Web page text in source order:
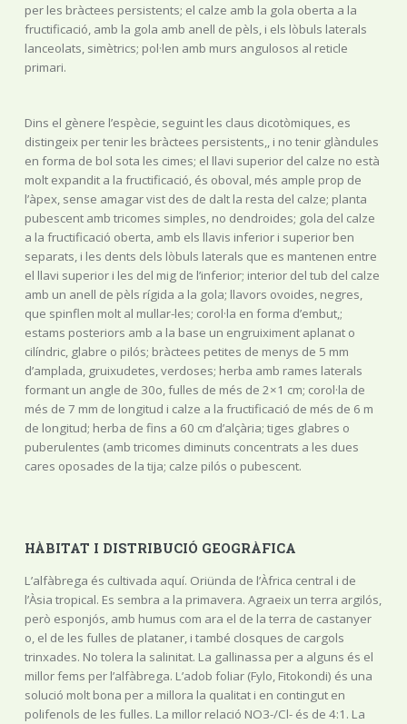
per les bràctees persistents; el calze amb la gola oberta a la
fructificació, amb la gola amb anell de pèls, i els lòbuls laterals
lanceolats, simètrics; pol·len amb murs angulosos al reticle
primari.
Dins el gènere l’espècie, seguint les claus dicotòmiques, es
distingeix per tenir les bràctees persistents,, i no tenir glàndules
en forma de bol sota les cimes; el llavi superior del calze no està
molt expandit a la fructificació, és oboval, més ample prop de
l’àpex, sense amagar vist des de dalt la resta del calze; planta
pubescent amb tricomes simples, no dendroides; gola del calze
a la fructificació oberta, amb els llavis inferior i superior ben
separats, i les dents dels lòbuls laterals que es mantenen entre
el llavi superior i les del mig de l’inferior; interior del tub del calze
amb un anell de pèls rígida a la gola; llavors ovoides, negres,
que spinflen molt al mullar-les; corol·la en forma d’embut,;
estams posteriors amb a la base un engruiximent aplanat o
cilíndric, glabre o pilós; bràctees petites de menys de 5 mm
d’amplada, gruixudetes, verdoses; herba amb rames laterals
formant un angle de 30o, fulles de més de 2×1 cm; corol·la de
més de 7 mm de longitud i calze a la fructificació de més de 6 m
de longitud; herba de fins a 60 cm d’alçària; tiges glabres o
puberulentes (amb tricomes diminuts concentrats a les dues
cares oposades de la tija; calze pilós o pubescent.
HÀBITAT I DISTRIBUCIÓ GEOGRÀFICA
L’alfàbrega és cultivada aquí. Oriünda de l’Àfrica central i de
l’Àsia tropical. Es sembra a la primavera. Agraeix un terra argilós,
però esponjós, amb humus com ara el de la terra de castanyer
o, el de les fulles de plataner, i també closques de cargols
trinxades. No tolera la salinitat. La gallinassa per a alguns és el
millor fems per l’alfàbrega. L’adob foliar (Fylo, Fitokondi) és una
solució molt bona per a millora la qualitat i en contingut en
polifenols de les fulles. La millor relació NO3-/Cl- és de 4:1. La